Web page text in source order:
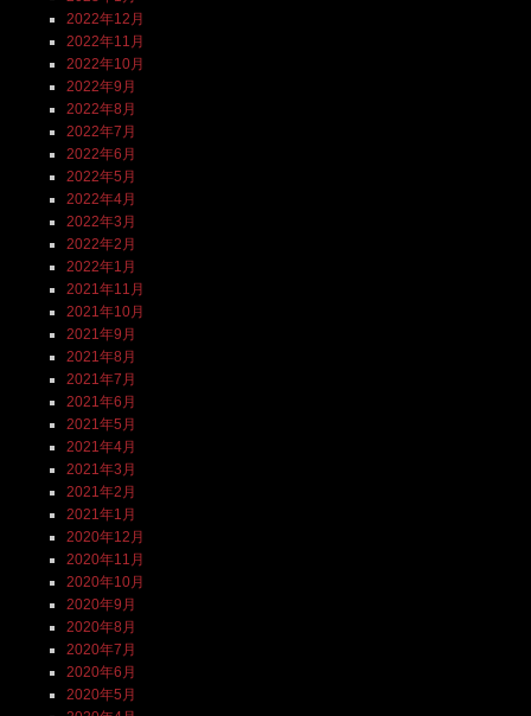
2022年12月
2022年11月
2022年10月
2022年9月
2022年8月
2022年7月
2022年6月
2022年5月
2022年4月
2022年3月
2022年2月
2022年1月
2021年11月
2021年10月
2021年9月
2021年8月
2021年7月
2021年6月
2021年5月
2021年4月
2021年3月
2021年2月
2021年1月
2020年12月
2020年11月
2020年10月
2020年9月
2020年8月
2020年7月
2020年6月
2020年5月